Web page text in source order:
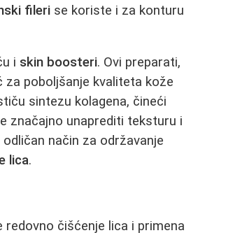
fileri se koriste i za konturu
i skin boosteri. Ovi preparati,
za poboljšanje kvaliteta kože
sintezu kolagena, čineći
značajno unaprediti teksturu i
način za održavanje
lica.
čišćenje lica i primena